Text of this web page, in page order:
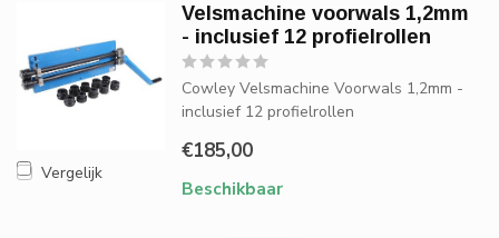
Vergelijk
Velsmachine voorwals 1,2mm
- inclusief 12 profielrollen
Cowley Velsmachine Voorwals 1,2mm -
inclusief 12 profielrollen
€185,00
Beschikbaar